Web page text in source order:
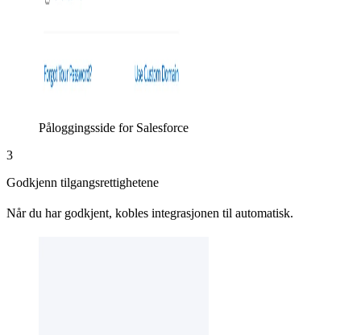
Påloggingsside for Salesforce
3
Godkjenn tilgangsrettighetene
Når du har godkjent, kobles integrasjonen til automatisk.